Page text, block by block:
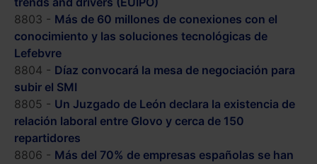
8803 - Más de 60 millones de conexiones con el
conocimiento y las soluciones tecnológicas de
Lefebvre
8804 - Díaz convocará la mesa de negociación para
subir el SMI
8805 - Un Juzgado de León declara la existencia de
relación laboral entre Glovo y cerca de 150
repartidores
8806 - Más del 70% de empresas españolas se han